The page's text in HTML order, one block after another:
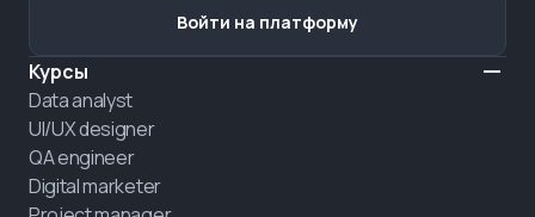
Курсы
Data analyst
UI/UX designer
QA engineer
Digital marketer
Войти на платформу